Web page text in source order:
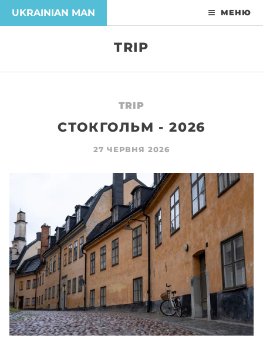
UKRAINIAN MAN МЕНЮ
TRIP
TRIP
СТОКГОЛЬМ - 2026
27 ЧЕРВНЯ 2026